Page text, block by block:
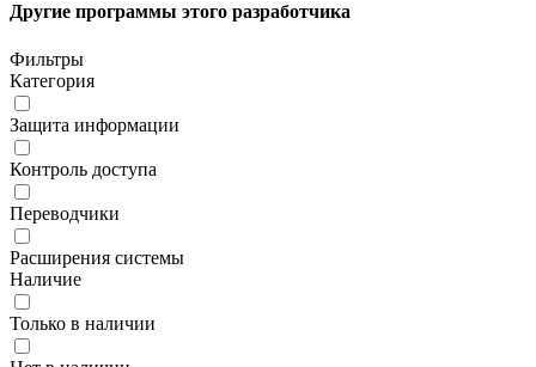
Другие программы этого разработчика
Фильтры
Категория
Защита информации
Контроль доступа
Переводчики
Расширения системы
Наличие
Только в наличии